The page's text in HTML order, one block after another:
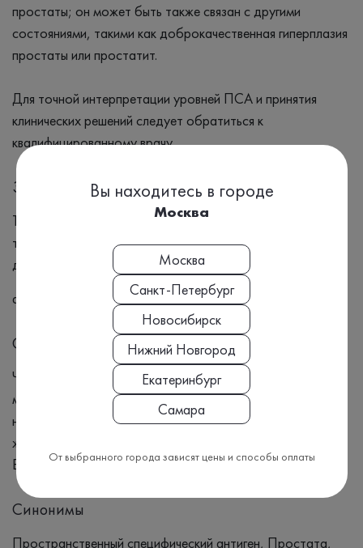
простаты; он может быть также связан с другими
состояниями, такими как доброкачественная гиперплазия
простаты или простатит.
Для точной интерпретации уровней ПСА и принятия
клинических решений следует обратиться к
квалифицированному врачу.
Заболевания
Тест назначается для диагностики и наблюдения за
течением рака простаты и аденомы простаты —
доброкачественной гиперплазии предстательной железы
а также при диспансеризации мужчин старше 50 лет.
Симптомы
Частое мочеиспускание. Слабый или прерывистый поток
мочи. Трудности при начале мочеиспускания. Ощущение
неполного опорожнения мочевого пузыря. Боль или
жжение при мочеиспускании. Кровь в моче или сперме.
Боль в области таза, бедер или поясницы.
Синонимы
Пространственный специфический антиген, Простата,
Вы находитесь в городе
Москва
Москва
Санкт-Петербург
Новосибирск
Нижний Новгород
Екатеринбург
Самара
От выбранного города зависят цены и способы оплаты